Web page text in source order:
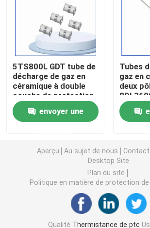
Thermistance de ptc
Puce de chauffage PTC
Thermistors NTC
Thermistance de SMD NTC
Capteur de température de NTC
Varistance CMS
5TS800L GDT tube de
décharge de gaz en
céramique à double
couche de protection
contre la foudre 10 KA
envoyer une
Tubes
gaz en
deux
contre
Aperçu Au sujet de nous
Desktop Site
Plan du site
Politique en matière de protection de
Qualité Thermistance de ptc